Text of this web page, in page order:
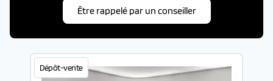
Être rappelé par un conseiller
Dépôt-vente